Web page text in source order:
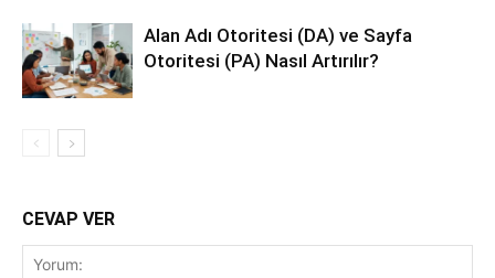
Alan Adı Otoritesi (DA) ve Sayfa
Otoritesi (PA) Nasıl Artırılır?
CEVAP VER